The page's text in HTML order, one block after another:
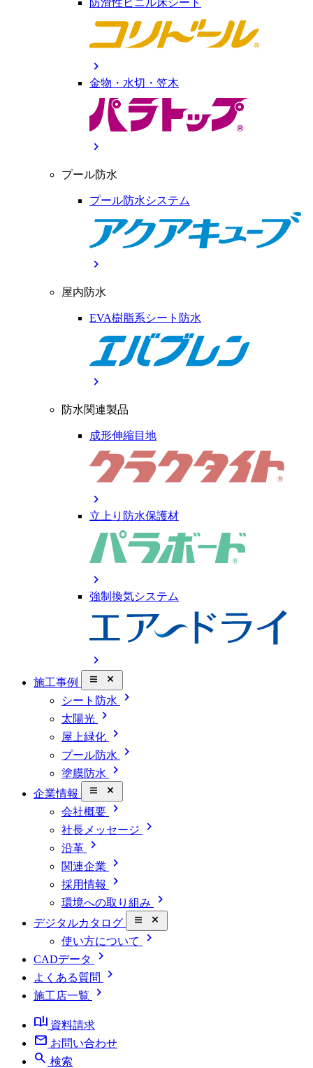
防滑性ビニル床シート
chevron_right
金物・水切・笠木
chevron_right
プール防水
プール防水システム
chevron_right
屋内防水
EVA樹脂系シート防水
chevron_right
防水関連製品
成形伸縮目地
chevron_right
立上り防水保護材
chevron_right
強制換気システム
chevron_right
施工事例 close_small
シート防水 chevron_right
太陽光 chevron_right
屋上緑化 chevron_right
プール防水 chevron_right
塗膜防水 chevron_right
企業情報 close_small
会社概要 chevron_right
社長メッセージ chevron_right
沿革 chevron_right
関連企業 chevron_right
採用情報 chevron_right
環境への取り組み chevron_right
デジタルカタログ close_small
使い方について chevron_right
CADデータ chevron_right
よくある質問 chevron_right
施工店一覧
chevron_right
book_ribbon 資料請求
mail お問い合わせ
search 検索